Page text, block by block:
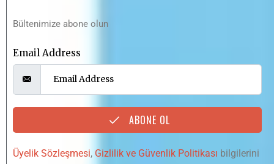
Bültenimize abone olun
Email Address
ABONE OL
Üyelik Sözleşmesi, Gizlilik ve Güvenlik Politikası bilgilerini